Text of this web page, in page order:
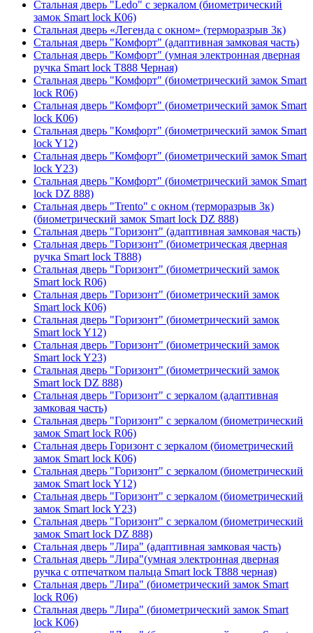
Стальная дверь "Ledo" с зеркалом (биометрический
замок Smart lock К06)
Стальная дверь «Легенда с окном» (терморазрыв 3к)
Стальная дверь "Комфорт" (адаптивная замковая часть)
Стальная дверь "Комфорт" (умная электронная дверная
ручка Smart lock T888 Черная)
Стальная дверь "Комфорт" (биометрический замок Smart
lock R06)
Стальная дверь "Комфорт" (биометрический замок Smart
lock К06)
Стальная дверь "Комфорт" (биометрический замок Smart
lock Y12)
Стальная дверь "Комфорт" (биометрический замок Smart
lock Y23)
Стальная дверь "Комфорт" (биометрический замок Smart
lock DZ 888)
Стальная дверь "Trento" с окном (терморазрыв 3к)
(биометрический замок Smart lock DZ 888)
Стальная дверь "Горизонт" (адаптивная замковая часть)
Стальная дверь "Горизонт" (биометрическая дверная
ручка Smart lock T888)
Стальная дверь "Горизонт" (биометрический замок
Smart lock R06)
Стальная дверь "Горизонт" (биометрический замок
Smart lock К06)
Стальная дверь "Горизонт" (биометрический замок
Smart lock Y12)
Стальная дверь "Горизонт" (биометрический замок
Smart lock Y23)
Стальная дверь "Горизонт" (биометрический замок
Smart lock DZ 888)
Стальная дверь "Горизонт" с зеркалом (адаптивная
замковая часть)
Стальная дверь "Горизонт" с зеркалом (биометрический
замок Smart lock R06)
Стальная дверь Горизонт с зеркалом (биометрический
замок Smart lock К06)
Стальная дверь "Горизонт" с зеркалом (биометрический
замок Smart lock Y12)
Стальная дверь "Горизонт" с зеркалом (биометрический
замок Smart lock Y23)
Стальная дверь "Горизонт" с зеркалом (биометрический
замок Smart lock DZ 888)
Стальная дверь "Лира" (адаптивная замковая часть)
Стальная дверь "Лира"(умная электронная дверная
ручка с отпечатком пальца Smart lock T888 черная)
Стальная дверь "Лира" (биометрический замок Smart
lock R06)
Стальная дверь "Лира" (биометрический замок Smart
lock K06)